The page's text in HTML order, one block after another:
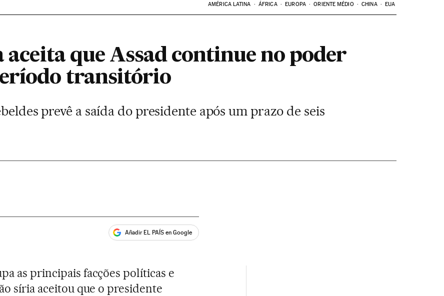
AMÉRICA LATINA ÁFRICA EUROPA ORIENTE MÉDIO CHINA EUA
aceita que Assad continue no poder
transitório
prevê a saída do presidente após um prazo de seis
Añadir EL PAÍS en Google
as principais facções políticas e
síria aceitou que o presidente